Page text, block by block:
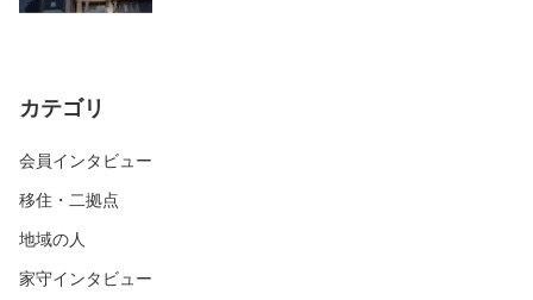
カテゴリ
会員インタビュー
移住・二拠点
地域の人
家守インタビュー